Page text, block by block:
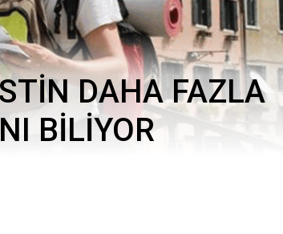
DAHA FAZLA
BİLİYOR